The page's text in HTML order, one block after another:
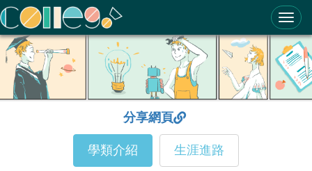
ColleGo! 大學選才與高中育才輔助系統
分享網頁
學類介紹 生涯進路